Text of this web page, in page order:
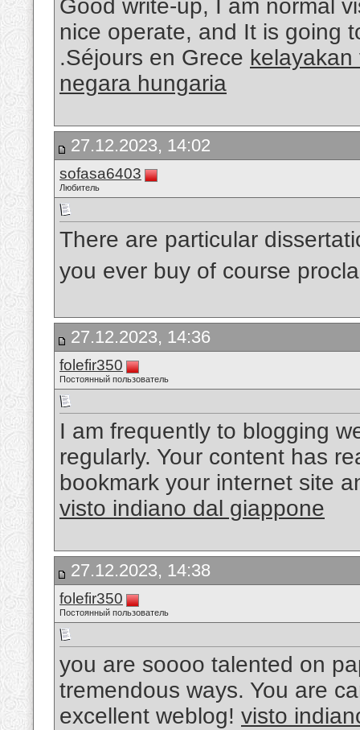
Good write-up, I am normal
nice operate, and It is going
.Séjours en Grece
negara hungaria
27.12.2023, 14:02
sofasa6403
Любитель
There are particular
you ever buy of course
27.12.2023, 14:36
folefir350
Постоянный пользователь
I am frequently to blogging
regularly. Your content has
bookmark your internet site
visto indiano dal giappone
27.12.2023, 14:38
folefir350
Постоянный пользователь
you are soooo talented on
tremendous ways. You are
excellent weblog! visto